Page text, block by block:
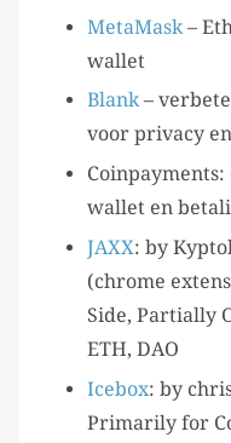
MetaMask –
wallet
Blank–
voor privacy
wallet en
JAXX: by
(chrome
Side, Partially
ETH, DAO
Icebox: by
Primarily for